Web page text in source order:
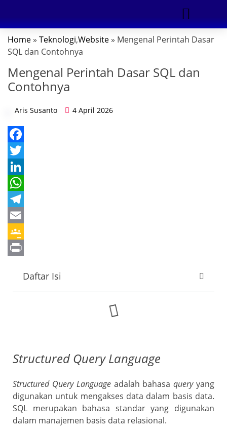
Home » Teknologi,Website » Mengenal Perintah Dasar
SQL dan Contohnya
Mengenal Perintah Dasar SQL dan
Contohnya
Aris Susanto 4 April 2026
F
a
c
e
b
o
o
T
w
t
t
e
L
n
k
e
W
h
a
t
T
eE
m
G
Daftar Isi
Structured Query Language
Structured Query Languageadalah bahasaqueryyang
digunakan untuk mengakses data dalam basis data.
SQL merupakan bahasa standar yang digunakan
dalam manajemen basis data relasional.